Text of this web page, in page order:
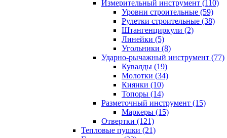
Измерительный инструмент (110)
Уровни строительные (59)
Рулетки строительные (38)
Штангенциркули (2)
Линейки (5)
Угольники (8)
Ударно-рычажный инструмент (77)
Кувалды (19)
Молотки (34)
Киянки (10)
Топоры (14)
Разметочный инструмент (15)
Маркеры (15)
Отвертки (121)
Тепловые пушки (21)